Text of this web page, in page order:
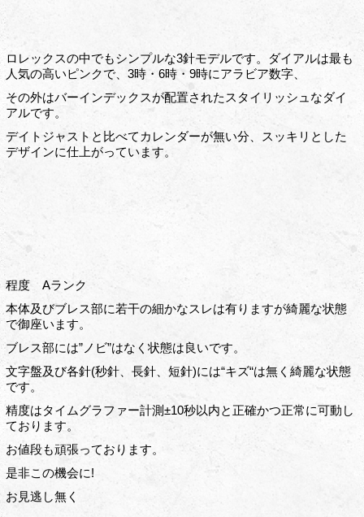
ロレックスの中でもシンプルな3針モデルです。ダイアルは最も
人気の高いピンクで、3時・6時・9時にアラビア数字、
その外はバーインデックスが配置されたスタイリッシュなダイ
アルです。
デイトジャストと比べてカレンダーが無い分、スッキリとした
デザインに仕上がっています。
程度 Aランク
本体及びブレス部に若干の細かなスレは有りますが綺麗な状態
で御座います。
ブレス部には”ノビ”はなく状態は良いです。
文字盤及び各針(秒針、長針、短針)には“キズ“は無く綺麗な状態
です。
精度はタイムグラファー計測±10秒以内と正確かつ正常に可動し
ております。
お値段も頑張っております。
是非この機会に!
お見逃し無く